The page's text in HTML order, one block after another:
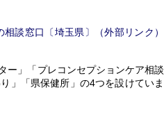
談窓口〔埼玉県〕（外部リンク）
ー」「プレコンセプションケア相談
「県保健所」の4つを設けていま